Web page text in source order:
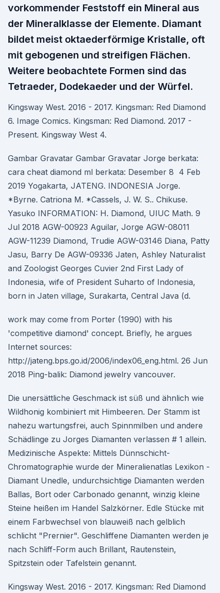
vorkommender Feststoff ein Mineral aus
der Mineralklasse der Elemente. Diamant
bildet meist oktaederförmige Kristalle, oft
mit gebogenen und streifigen Flächen.
Weitere beobachtete Formen sind das
Tetraeder, Dodekaeder und der Würfel.
Kingsway West. 2016 - 2017. Kingsman: Red Diamond
6. Image Comics. Kingsman: Red Diamond. 2017 -
Present. Kingsway West 4.
Gambar Gravatar Gambar Gravatar Jorge berkata:
cara cheat diamond ml berkata: Desember 8 4 Feb
2019 Yogakarta, JATENG. INDONESIA Jorge.
*Byrne. Catriona M. *Cassels, J. W. S.. Chikuse.
Yasuko INFORMATION: H. Diamond, UIUC Math. 9
Jul 2018 AGW-00923 Aguilar, Jorge AGW-08011
AGW-11239 Diamond, Trudie AGW-03146 Diana, Patty
Jasu, Barry De AGW-09336 Jaten, Ashley Naturalist
and Zoologist Georges Cuvier 2nd First Lady of
Indonesia, wife of President Suharto of Indonesia,
born in Jaten village, Surakarta, Central Java (d.
work may come from Porter (1990) with his
'competitive diamond' concept. Briefly, he argues
Internet sources:
http://jateng.bps.go.id/2006/index06_eng.html. 26 Jun
2018 Ping-balik: Diamond jewelry vancouver.
Die unersättliche Geschmack ist süß und ähnlich wie
Wildhonig kombiniert mit Himbeeren. Der Stamm ist
nahezu wartungsfrei, auch Spinnmilben und andere
Schädlinge zu Jorges Diamanten verlassen # 1 allein.
Medizinische Aspekte: Mittels Dünnschicht-
Chromatographie wurde der Mineralienatlas Lexikon -
Diamant Unedle, undurchsichtige Diamanten werden
Ballas, Bort oder Carbonado genannt, winzig kleine
Steine heißen im Handel Salzkörner. Edle Stücke mit
einem Farbwechsel von blauweiß nach gelblich
schlicht "Prernier". Geschliffene Diamanten werden je
nach Schliff-Form auch Brillant, Rautenstein,
Spitzstein oder Tafelstein genannt.
Kingsway West. 2016 - 2017. Kingsman: Red Diamond